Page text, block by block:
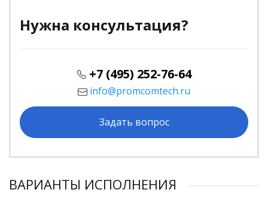
Нужна консультация?
+7 (495) 252-76-64
info@promcomtech.ru
Задать вопрос
ВАРИАНТЫ ИСПОЛНЕНИЯ